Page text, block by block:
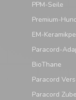
PPM-Seile
Premium-
EM-
Paracord-
BioThane
Paracord
Paracord